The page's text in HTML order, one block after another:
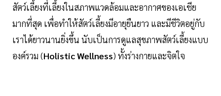
สัตว์เลี้ยงที่เลี้ยงในสภาพแวดล้อมและอากาศของเอเชีย
มากที่สุด เพื่อทำให้สัตว์เลี้ยงมีอายุยืนยาว และมีชีวิตอยู่กับ
เราได้ยาวนานยิ่งขึ้น นับเป็นการดูแลสุขภาพสัตว์เลี้ยงแบบ
องค์รวม (Holistic Wellness) ทั้งร่างกายและจิตใจ